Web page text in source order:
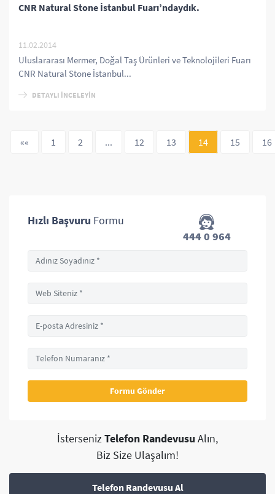
CNR Natural Stone İstanbul Fuarı’ndaydık.
11.02.2014
Uluslararası Mermer, Doğal Taş Ürünleri ve Teknolojileri Fuarı
CNR Natural Stone İstanbul...
DETAYLI İNCELEYİN
«« 1 2 ... 12 13 14 15 16
Hızlı Başvuru Formu
444 0 964
İsterseniz Telefon Randevusu Alın,
Biz Size Ulaşalım!
Telefon Randevusu Al